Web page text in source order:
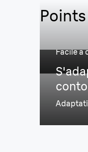
Facile à